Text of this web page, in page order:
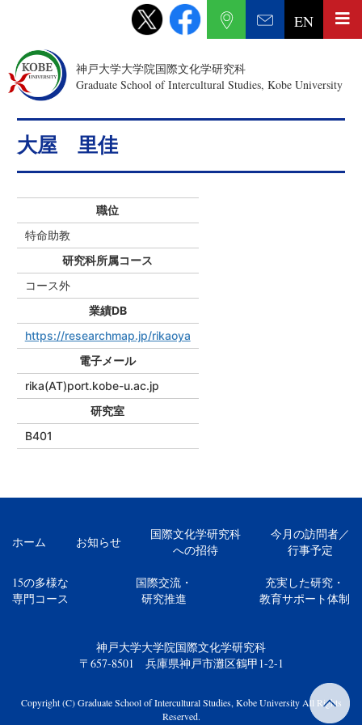
神戸大学大学院国際文化学研究科
Graduate School of Intercultural Studies, Kobe University
EN
大屋 里佳
職位
特命助教
研究科所属コース
コース外
業績DB
https://researchmap.jp/rikaoya
電子メール
rika(AT)port.kobe-u.ac.jp
研究室
B401
ホーム お知らせ
国際文化学研究科
への招待
今月の訪問者／
行事予定
15の多様な
専門コース
国際交流・
研究推進
充実した研究・
教育サポート体制
神戸大学大学院国際文化学研究科
〒657-8501 兵庫県神戸市灘区鶴甲1-2-1
Copyright (C) Graduate School of Intercultural Studies, Kobe University All Rights
Reserved.